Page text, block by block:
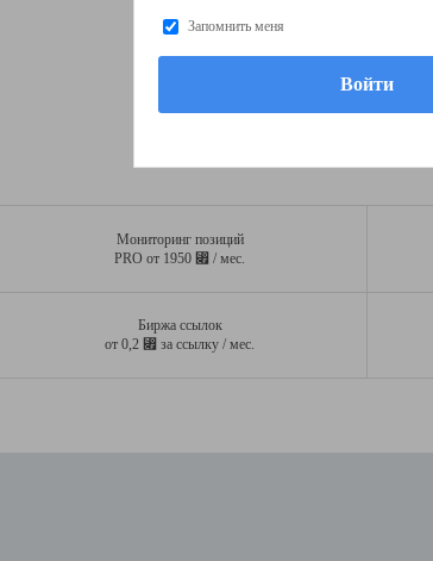
Мониторинг позиций
PRO от 1950 ⃏ / мес.
Биржа ссылок
от 0,2 ⃏ за ссылку / мес.
Запомнить меня